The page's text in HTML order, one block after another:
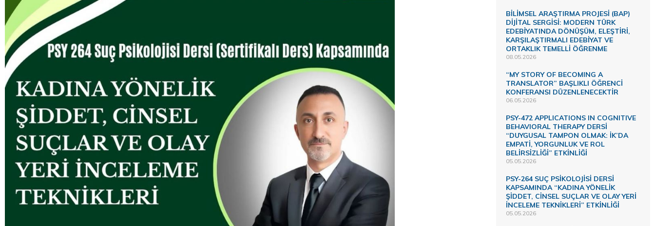
BİLİMSEL ARAŞTIRMA PROJESİ (BAP)
DİJİTAL SERGİSİ: MODERN TÜRK
EDEBİYATINDA DÖNÜŞÜM, ELEŞTİRİ,
KARŞILAŞTIRMALI EDEBİYAT VE
ORTAKLIK TEMELLİ ÖĞRENME
08.05.2026
“MY STORY OF BECOMING A
TRANSLATOR” BAŞLIKLI ÖĞRENCİ
KONFERANSI DÜZENLENECEKTİR
06.05.2026
PSY-472 APPLICATIONS IN COGNITIVE
BEHAVIORAL THERAPY DERSİ
“DUYGUSAL TAMPON OLMAK: İK’DA
EMPATİ, YORGUNLUK VE ROL
BELİRSİZLİĞİ” ETKİNLİĞİ
05.05.2026
PSY-264 SUÇ PSİKOLOJİSİ DERSİ
KAPSAMINDA “KADINA YÖNELİK
ŞİDDET, CİNSEL SUÇLAR VE OLAY YERİ
İNCELEME TEKNİKLERİ” ETKİNLİĞİ
05.05.2026